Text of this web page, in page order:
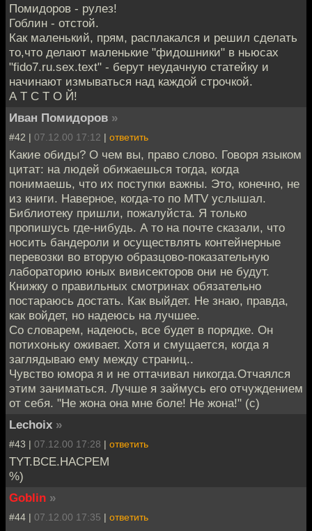
Помидоров - рулез!
Гоблин - отстой.
Как маленький, прям, расплакался и решил сделать
то,что делают маленькие "фидошники" в ньюсах
"fido7.ru.sex.text" - берут неудачную статейку и
начинают измываться над каждой строчкой.
А Т С Т О Й!
Иван Помидоров »
#42 | 07.12.00 17:12 | ответить
Какие обиды? О чем вы, право слово. Говоря языком
цитат: на людей обижаешься тогда, когда
понимаешь, что их поступки важны. Это, конечно, не
из книги. Наверное, когда-то по MTV услышал.
Библиотеку пришли, пожалуйста. Я только
пропишусь где-нибудь. А то на почте сказали, что
носить бандероли и осуществлять контейнерные
перевозки во вторую образцово-показательную
лабораторию юных вивисекторов они не будут.
Книжку о правильных смотринах обязательно
постараюсь достать. Как выйдет. Не знаю, правда,
как войдет, но надеюсь на лучшее.
Со словарем, надеюсь, все будет в порядке. Он
потихоньку оживает. Хотя и смущается, когда я
заглядываю ему между страниц..
Чувство юмора я и не оттачивал никогда.Отчаялся
этим заниматься. Лучше я займусь его отчуждением
от себя. "Не жона она мне боле! Не жона!" (с)
Lechoix »
#43 | 07.12.00 17:28 | ответить
TYT.BCE.HACPEM
%)
Goblin »
#44 | 07.12.00 17:35 | ответить